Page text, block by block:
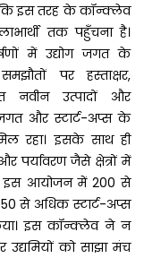
कि इस तरह के कॉन्क्लेव
तक पहुँचना है।
में उद्योग जगत के
पर हस्ताक्षर,
नवीन उत्पादों और
जगत और स्टार्ट-अप्स के
रहा। इसके साथ ही
पर्यावरण जैसे क्षेत्रों में
इस आयोजन में 200 से
से अधिक स्टार्ट-अप्स
इस कॉन्क्लेव ने न
उद्यमियों को साझा मंच